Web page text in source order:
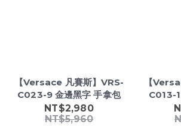
【Versace 凡賽斯】VRS-
C023-9 金邊黑字 手拿包
NT$2,980
NT$5,960
【
C013-